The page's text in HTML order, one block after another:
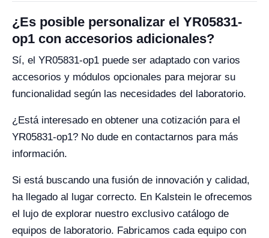
¿Es posible personalizar el YR05831-
op1 con accesorios adicionales?
Sí, el YR05831-op1 puede ser adaptado con varios
accesorios y módulos opcionales para mejorar su
funcionalidad según las necesidades del laboratorio.
¿Está interesado en obtener una cotización para el
YR05831-op1? No dude en contactarnos para más
información.
Si está buscando una fusión de innovación y calidad,
ha llegado al lugar correcto. En Kalstein le ofrecemos
el lujo de explorar nuestro exclusivo catálogo de
equipos de laboratorio. Fabricamos cada equipo con